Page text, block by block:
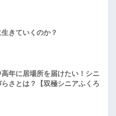
きていくのか？
年に居場所を届けたい！シニ
さとは？【双極シニアふくろ